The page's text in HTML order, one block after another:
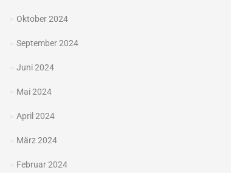
Oktober 2024
September 2024
Juni 2024
Mai 2024
April 2024
März 2024
Februar 2024